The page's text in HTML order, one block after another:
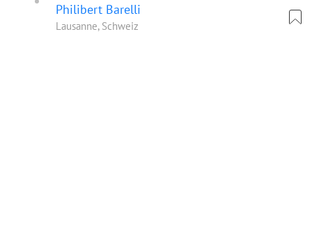
Philibert Barelli
Lausanne, Schweiz